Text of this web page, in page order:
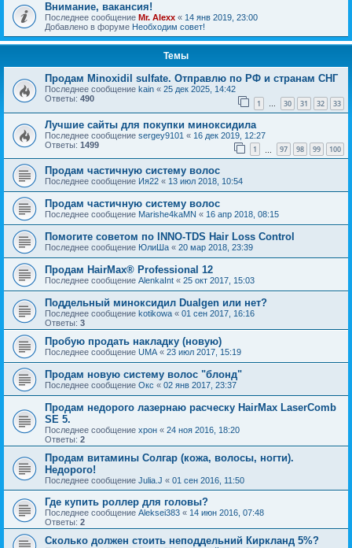
Внимание, вакансия!
Последнее сообщение Mr. Alexx « 14 янв 2019, 23:00
Добавлено в форуме Необходим совет!
Темы
Продам Minoxidil sulfate. Отправлю по РФ и странам СНГ
Последнее сообщение kain « 25 дек 2025, 14:42
Ответы: 490 1 … 30 31 32 33
Лучшие сайты для покупки миноксидила
Последнее сообщение sergey9101 « 16 дек 2019, 12:27
Ответы: 1499 1 97 98 99 100
Продам частичную систему волос
Последнее сообщение Ия22 « 13 июл 2018, 10:54
Продам частичную систему волос
Последнее сообщение Marishe4kaMN « 16 апр 2018, 08:15
Помогите советом по INNO-TDS Hair Loss Control
Последнее сообщение ЮлиШа « 20 мар 2018, 23:39
Продам HairMax® Professional 12
Последнее сообщение AlenkaInt « 25 окт 2017, 15:03
Поддельный миноксидил Dualgen или нет?
Последнее сообщение kotikowa « 01 сен 2017, 16:16
Ответы: 3
Пробую продать накладку (новую)
Последнее сообщение UMA « 23 июл 2017, 15:19
Продам новую систему волос "блонд"
Последнее сообщение Окс « 02 янв 2017, 23:37
Продам недорого лазернаю расческу HairMax LaserComb
SE 5.
Последнее сообщение хрон « 24 ноя 2016, 18:20
Ответы: 2
Продам витамины Солгар (кожа, волосы, ногти).
Недорого!
Последнее сообщение Julia.J « 01 сен 2016, 11:50
Где купить роллер для головы?
Последнее сообщение Aleksei383 « 14 июн 2016, 07:48
Ответы: 2
Сколько должен стоить неподдельний Киркланд 5%?